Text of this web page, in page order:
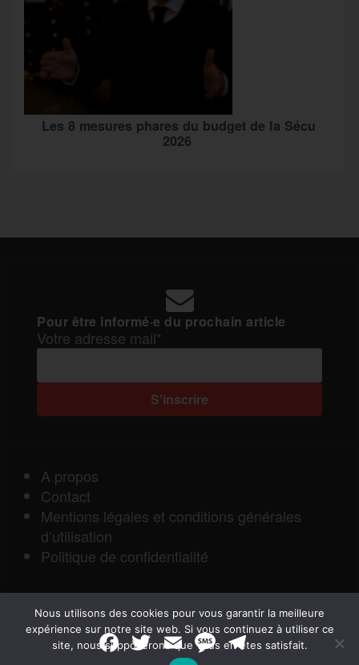
Les 8 mesures phares du budget de la Sécu
2026
Pour être informé·e du prochain article
Votre adresse mail*
A propos
Contact
Mentions légales et conditions générales
d’utilisation
Politique de confidentialité
Rapports de Force|
F
a
T
w
E
m
M
e
T
e
Nous utilisons des cookies pour vous garantir la meilleure
expérience sur notre site web. Si vous continuez à utiliser ce
site, nous supposerons que vous en êtes satisfait.